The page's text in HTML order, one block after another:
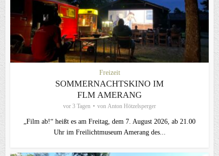
Freizeit
SOMMERNACHTSKINO IM
FLM AMERANG
vor 3 Tagen von Anton Hötzelsperger
„Film ab!“ heißt es am Freitag, dem 7. August 2026, ab 21.00
Uhr im Freilichtmuseum Amerang des...